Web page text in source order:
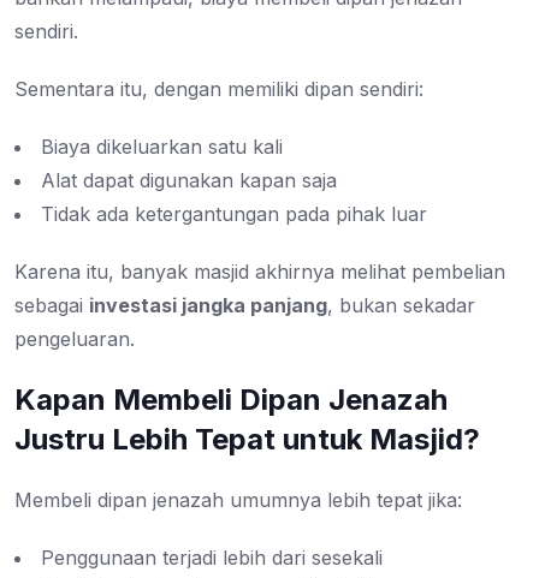
sendiri.
Sementara itu, dengan memiliki dipan sendiri:
Biaya dikeluarkan satu kali
Alat dapat digunakan kapan saja
Tidak ada ketergantungan pada pihak luar
Karena itu, banyak masjid akhirnya melihat pembelian
sebagai investasi jangka panjang, bukan sekadar
pengeluaran.
Kapan Membeli Dipan Jenazah
Justru Lebih Tepat untuk Masjid?
Membeli dipan jenazah umumnya lebih tepat jika:
Penggunaan terjadi lebih dari sesekali